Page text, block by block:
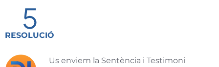
RESOLUCIÓ
Us enviem la Sentència i Testimoni